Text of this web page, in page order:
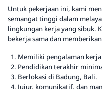
Untuk pekerjaan ini, kami
semangat tinggi dalam
lingkungan kerja yang sibuk.
bekerja sama dan
Memiliki pengalaman
Pendidikan terakhir
Berlokasi di Badung, Bali.
Jujur, komunikatif, dan